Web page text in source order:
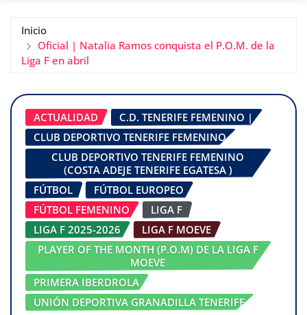
Inicio
Oficial | Natalia Ramos conquista el P.O.M. de la
Liga F en abril
ACTUALIDAD
C.D. TENERIFE FEMENINO |
CLUB DEPORTIVO TENERIFE FEMENINO
CLUB DEPORTIVO TENERIFE FEMENINO
(COSTA ADEJE TENERIFE EGATESA )
FÚTBOL
FÚTBOL EUROPEO
FÚTBOL FEMENINO
LIGA F
LIGA F 2025-2026
LIGA F MOEVE
PLAYER OF THE MONTH (P.O.M) DE LA LIGA F
MOEVE
PRIMERA IBERDROLA
UNIÓN DEPORTIVA GRANADILLA TENERIFE